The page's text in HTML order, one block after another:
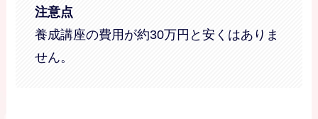
注意点
養成講座の費用が約30万円と安くはありま
せん。